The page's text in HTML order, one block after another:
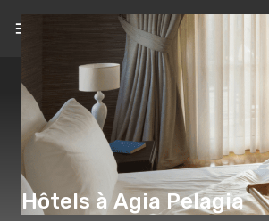
Hôtels à Agia Pelagia